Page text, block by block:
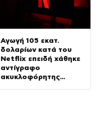
Αγωγή 105 εκατ.
δολαρίων κατά του
Netflix επειδή χάθηκε
αντίγραφο
ακυκλοφόρητης